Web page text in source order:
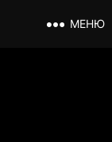
МЕНЮ